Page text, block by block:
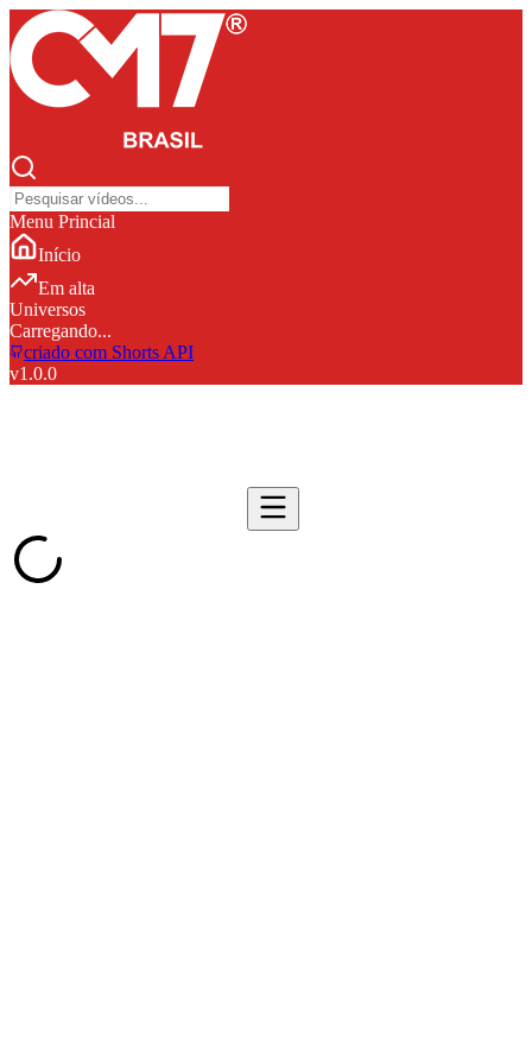
Menu Princial
Início
Em alta
Universos
Carregando...
criado com Shorts API
v1.0.0